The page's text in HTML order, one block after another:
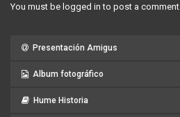
You must be logged in to post a comment.
Presentación Amigus
Album fotográfico
Hume Historia